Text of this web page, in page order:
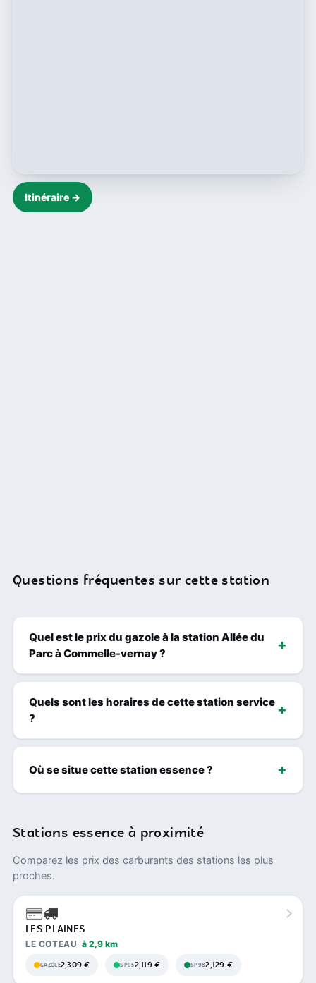
Itinéraire →
Questions fréquentes sur cette station
Quel est le prix du gazole à la station Allée du
Parc à Commelle-vernay ?
Quels sont les horaires de cette station service
?
Où se situe cette station essence ?
Stations essence à proximité
Comparez les prix des carburants des stations les plus
proches.
LES PLAINES
LE COTEAU à 2,9 km
GAZOLE2,309 € SP952,119 € SP982,129 €